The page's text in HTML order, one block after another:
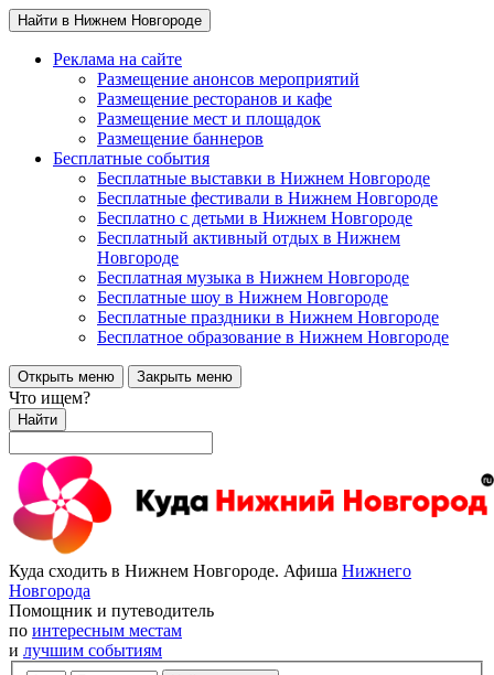
Найти в Нижнем Новгороде
Реклама на сайте
Размещение анонсов мероприятий
Размещение ресторанов и кафе
Размещение мест и площадок
Размещение баннеров
Бесплатные события
Бесплатные выставки в Нижнем Новгороде
Бесплатные фестивали в Нижнем Новгороде
Бесплатно с детьми в Нижнем Новгороде
Бесплатный активный отдых в Нижнем
Новгороде
Бесплатная музыка в Нижнем Новгороде
Бесплатные шоу в Нижнем Новгороде
Бесплатные праздники в Нижнем Новгороде
Бесплатное образование в Нижнем Новгороде
Открыть меню Закрыть меню
Что ищем?
Найти
Куда сходить в Нижнем Новгороде. Афиша Нижнего
Новгорода
Помощник и путеводитель
по интересным местам
и лучшим событиям